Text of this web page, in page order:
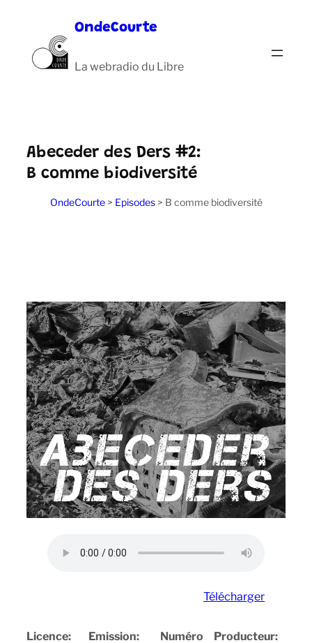
contenu
OndeCourte
La webradio du Libre
Abeceder des Ders #2:
B comme biodiversité
OndeCourte> Episodes> B comme biodiversité
Télécharger
Licence:
Emission:
Numéro
Producteur: